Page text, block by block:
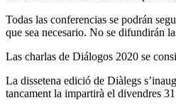
Todas las conferencias se podrán
que sea necesario. No se difundirán
Las charlas de Diálogos 2020 se
La dissetena edició de Diàlegs
tancament la impartirà el divendres